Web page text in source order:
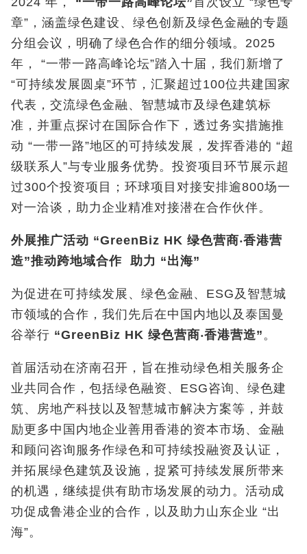
章”，涵盖绿色建设、绿色创新及绿色金融的专题
分组会议，明确了绿色合作的细分领域。2025
年， “一带一路高峰论坛”踏入十届，我们新增了
“可持续发展圆桌”环节，汇聚超过100位共建国家
代表，交流绿色金融、智慧城市及绿色建筑标
准，并重点探讨在国际合作下，透过务实措施推
动 “一带一路”地区的可持续发展，发挥香港的 “超
级联系人”与专业服务优势。投资项目环节展示超
过300个投资项目；环球项目对接安排逾800场一
对一洽谈，助力企业精准对接潜在合作伙伴。
外展推广活动 “GreenBiz HK 绿色营商‧香港营
造”推动跨地域合作 助力 “出海”
为促进在可持续发展、绿色金融、ESG及智慧城
市领域的合作，我们先后在中国内地以及泰国曼
谷举行 “GreenBiz HK 绿色营商‧香港营造”。
首届活动在济南召开，旨在推动绿色相关服务企
业共同合作，包括绿色融资、ESG咨询、绿色建
筑、房地产科技以及智慧城市解决方案等，并鼓
励更多中国内地企业善用香港的资本市场、金融
和顾问咨询服务作绿色和可持续投融资及认证，
并拓展绿色建筑及设施，捉紧可持续发展所带来
的机遇，继续提供有助市场发展的动力。活动成
功促成鲁港企业的合作，以及助力山东企业 “出
海”。